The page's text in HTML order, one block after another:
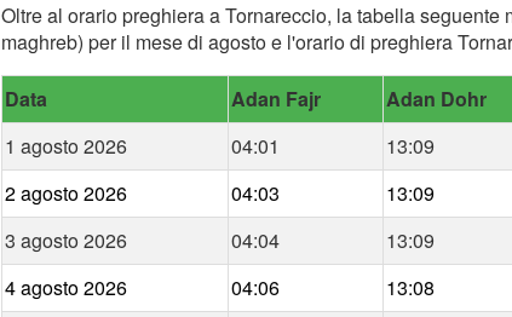
Oltre al orario preghiera a Tornareccio, la tabella
maghreb) per il mese di agosto e l'orario di preghiera
Data Adan Fajr Adan Dohr
1 agosto 2026
04:01 13:09
2 agosto 2026
04:03 13:09
3 agosto 2026
04:04 13:09
4 agosto 2026
04:06 13:08